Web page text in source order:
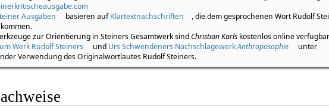
Ausgaben basieren aufKlartextnachschriften
, die dem gesprochenen Wort Rudolf
zur Orientierung in Steiners Gesamtwerk sindChristian Karls kostenlos online
Werk Rudolf Steiners
und Urs Schwendeners NachschlagewerkAnthroposophie
unter
Verwendung des Originalwortlautes Rudolf Steiners.